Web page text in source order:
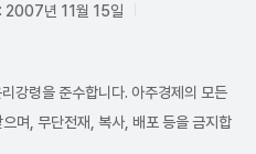
2007년 11월 15일
강령을 준수합니다. 아주경제의 모든
며, 무단전재, 복사, 배포 등을 금지합